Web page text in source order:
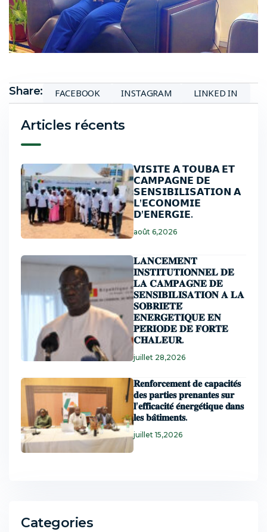
Share: FACEBOOK INSTAGRAM LINKED IN
Articles récents
𝗩𝗜𝗦𝗜𝗧𝗘 𝗔 𝗧𝗢𝗨𝗕𝗔 𝗘𝗧
𝗖𝗔𝗠𝗣𝗔𝗚𝗡𝗘 𝗗𝗘
𝗦𝗘𝗡𝗦𝗜𝗕𝗜𝗟𝗜𝗦𝗔𝗧𝗜𝗢𝗡 𝗔
𝗟’𝗘𝗖𝗢𝗡𝗢𝗠𝗜𝗘
𝗗’𝗘𝗡𝗘𝗥𝗚𝗜𝗘.
août 6,2026
𝐋𝐀𝐍𝐂𝐄𝐌𝐄𝐍𝐓
𝐈𝐍𝐒𝐓𝐈𝐓𝐔𝐓𝐈𝐎𝐍𝐍𝐄𝐋 𝐃𝐄
𝐋𝐀 𝐂𝐀𝐌𝐏𝐀𝐆𝐍𝐄 𝐃𝐄
𝐒𝐄𝐍𝐒𝐈𝐁𝐈𝐋𝐈𝐒𝐀𝐓𝐈𝐎𝐍 𝐀 𝐋𝐀
𝐒𝐎𝐁𝐑𝐈𝐄́𝐓𝐄́
𝐄𝐍𝐄𝐑𝐆𝐄𝐓𝐈𝐐𝐔𝐄 𝐄𝐍
𝐏𝐄́𝐑𝐈𝐎𝐃𝐄 𝐃𝐄 𝐅𝐎𝐑𝐓𝐄
𝐂𝐇𝐀𝐋𝐄𝐔𝐑.
juillet 28,2026
𝐑𝐞𝐧𝐟𝐨𝐫𝐜𝐞𝐦𝐞𝐧𝐭 𝐝𝐞 𝐜𝐚𝐩𝐚𝐜𝐢𝐭𝐞́𝐬
𝐝𝐞𝐬 𝐩𝐚𝐫𝐭𝐢𝐞𝐬 𝐩𝐫𝐞𝐧𝐚𝐧𝐭𝐞𝐬 𝐬𝐮𝐫
𝐥’𝐞𝐟𝐟𝐢𝐜𝐚𝐜𝐢𝐭𝐞́ 𝐞́𝐧𝐞𝐫𝐠𝐞́𝐭𝐢𝐪𝐮𝐞 𝐝𝐚𝐧𝐬
𝐥𝐞𝐬 𝐛𝐚̂𝐭𝐢𝐦𝐞𝐧𝐭𝐬.
juillet 15,2026
Categories